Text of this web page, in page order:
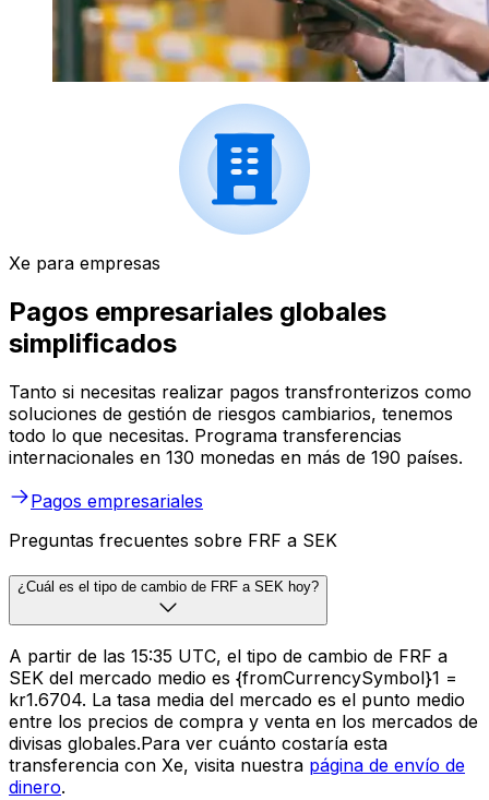
Xe para empresas
Pagos empresariales globales
simplificados
Tanto si necesitas realizar pagos transfronterizos como
soluciones de gestión de riesgos cambiarios, tenemos
todo lo que necesitas. Programa transferencias
internacionales en 130 monedas en más de 190 países.
Pagos empresariales
Preguntas frecuentes sobre FRF a SEK
¿Cuál es el tipo de cambio de FRF a SEK hoy?
A partir de las 15:35 UTC, el tipo de cambio de FRF a
SEK del mercado medio es {fromCurrencySymbol}1 =
kr1.6704. La tasa media del mercado es el punto medio
entre los precios de compra y venta en los mercados de
divisas globales.Para ver cuánto costaría esta
transferencia con Xe, visita nuestra página de envío de
dinero.